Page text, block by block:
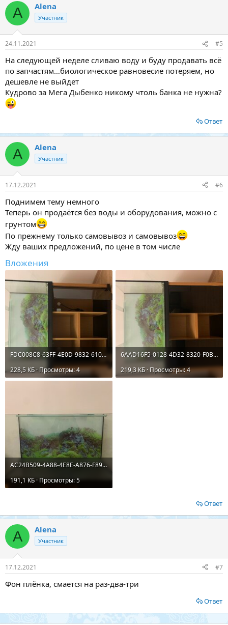
A Alena
Участник
24.11.2021 #5
На следующей неделе сливаю воду и буду продавать всё
по запчастям…биологическое равновесие потеряем, но
дешевле не выйдет
Кудрово за Мега Дыбенко никому чтоль банка не нужна?
Ответ
A Alena
Участник
17.12.2021 #6
Поднимем тему немного
Теперь он продаётся без воды и оборудования, можно с
грунтом
По прежнему только самовывоз и самовывоз
Жду ваших предложений, по цене в том числе
Вложения
FDC008C8-63FF-4E0D-9832-61031A1F0F50.jpeg
228,5 КБ · Просмотры: 4
6AAD16F5-0128-4D32-8320-F0B84B8092DE.jpeg
219,3 КБ · Просмотры: 4
AC24B509-4A88-4E8E-A876-F8923CD65AEC.jpeg
191,1 КБ · Просмотры: 5
Ответ
A Alena
Участник
17.12.2021 #7
Фон плёнка, смается на раз-два-три
Ответ